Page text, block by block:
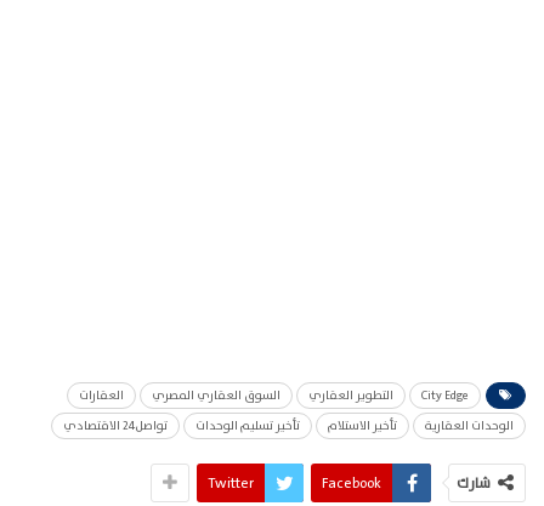
City Edge التطوير العقاري السوق العقاري المصري
العقارات
الوحدات العقارية
تأخير الاستلام تأخير تسليم الوحدات تواصل24 الاقتصادي
شارك Facebook
Twitter